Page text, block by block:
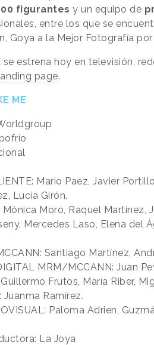
figurantes y un equipo de
entre los que se
Goya a la Mejor Fotografía por
se estrena hoy en televisión,
page.
ME​
Mario Paez, Javier
Lucía Girón.
Mónica Moro, Raquel Martínez,
Mercedes Laso, Elena del
Santiago Martínez,
MRM/MCCANN: Juan
Frutos, María Riber,
Juanma Ramírez.
Paloma Adrien,
La Joya